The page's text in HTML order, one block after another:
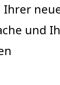
Ihrer
und